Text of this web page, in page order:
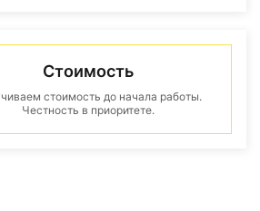
Стоимость
стоимость до начала работы.
Честность в приоритете.